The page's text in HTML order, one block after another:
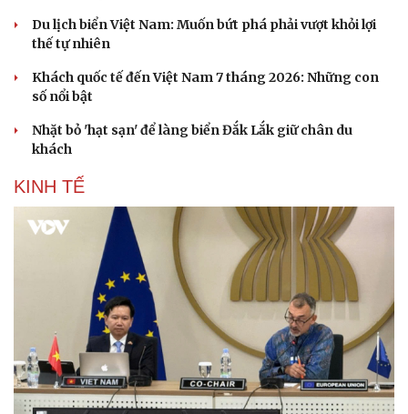
Du lịch
Tư vấn
Săn Tour
check-in
Podcast
Đọc truyện đêm khuya
Cửa sổ tình yêu
Hạt giống tâm hồn
Du lịch biển Việt Nam: Muốn bứt phá phải vượt khỏi lợi
thế tự nhiên
Khách quốc tế đến Việt Nam 7 tháng 2026: Những con
số nổi bật
Nhặt bỏ 'hạt sạn' để làng biển Đắk Lắk giữ chân du
khách
KINH TẾ